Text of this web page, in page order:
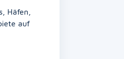
Häfen,
auf